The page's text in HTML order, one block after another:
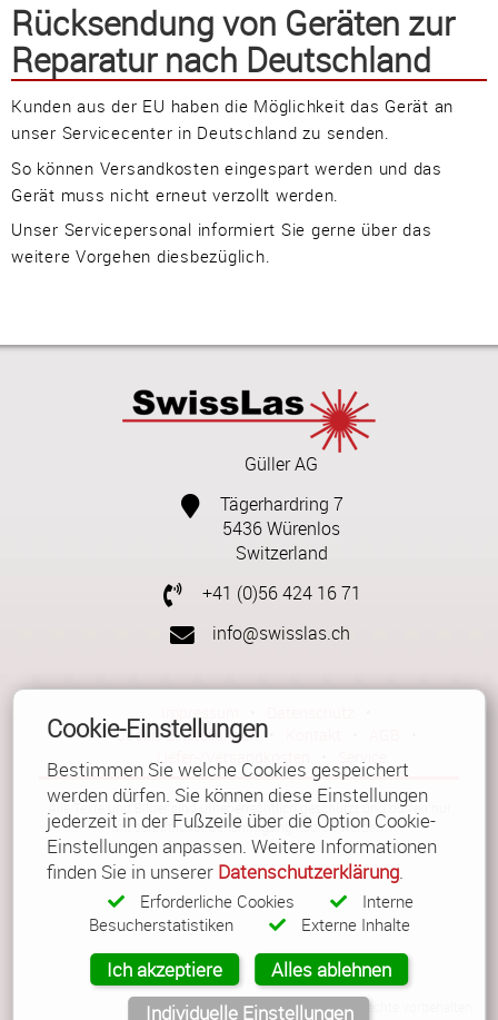
Impressum • Datenschutz • Cookie Einstellungen • Kontakt • AGB •
Liefer-/Versandkosten • Service
Rücksendung von Geräten zur
Reparatur nach Deutschland
Kunden aus der EU haben die Möglichkeit das Gerät an
unser Servicecenter in Deutschland zu senden.
So können Versandkosten eingespart werden und das
Gerät muss nicht erneut verzollt werden.
Unser Servicepersonal informiert Sie gerne über das
weitere Vorgehen diesbezüglich.
Güller AG
Tägerhardring 7
5436 Würenlos
Switzerland
+41 (0)56 424 16 71
info@swisslas.ch
Cookie Einstellungen
Alle Texte und Bilder sind urheberrechtlich geschützt und dürfen nur
mit schriftlicher Genehmigung kopiert werden.
© Copyright 2026 Güller AG. Alle Rechte vorbehalten.
Cookie-Einstellungen
Bestimmen Sie welche Cookies gespeichert
werden dürfen. Sie können diese Einstellungen
jederzeit in der Fußzeile über die Option Cookie-
Einstellungen anpassen. Weitere Informationen
finden Sie in unserer Datenschutzerklärung.
Erforderliche Cookies
Interne
Besucherstatistiken
Externe Inhalte
Ich akzeptiere
Alles ablehnen
Individuelle Einstellungen